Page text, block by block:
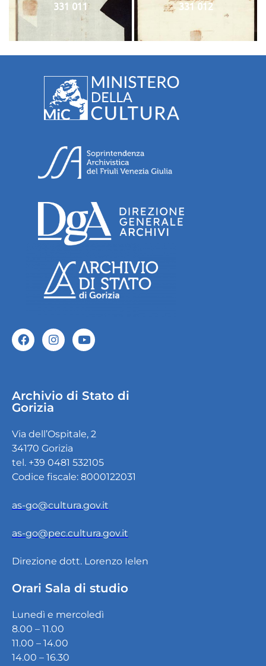
331 011 331 012
Archivio di Stato di
Gorizia
Via dell’Ospitale, 2
34170 Gorizia
tel. +39 0481 532105
Codice fiscale: 8000122031
as-go@cultura.gov.it
as-go@pec.cultura.gov.it
Direzione dott. Lorenzo Ielen
Orari Sala di studio
Lunedì e mercoledì
8.00 – 11.00
11.00 – 14.00
14.00 – 16.30